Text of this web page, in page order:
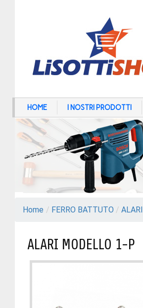
HOME I NOSTRI PRODOTTI
Home / FERRO BATTUTO / ALARI
ALARI MODELLO 1-P